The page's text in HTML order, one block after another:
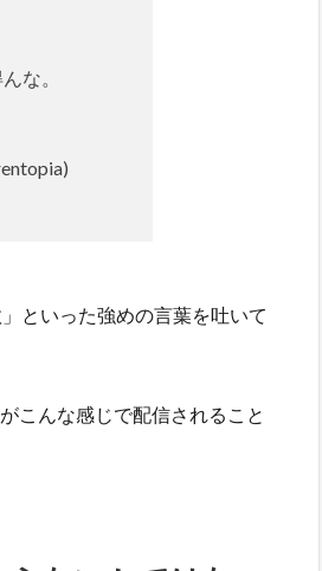
な。
といった強めの言葉を吐いて
こんな感じで配信されること